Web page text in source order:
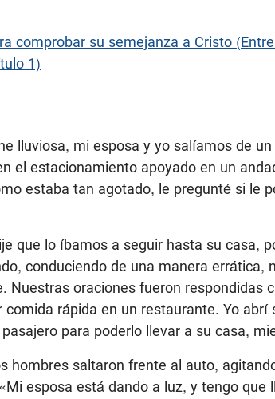
comprobar su semejanza a Cristo
1)
lluviosa, mi esposa y yo salíamos de
el estacionamiento apoyado en un
estaba tan agotado, le pregunté si le
que lo íbamos a seguir hasta su casa,
conduciendo de una manera errática,
Nuestras oraciones fueron respondidas
comida rápida en un restaurante. Yo abrí
para poderlo llevar a su casa,
hombres saltaron frente al auto,
esposa está dando a luz, y tengo que